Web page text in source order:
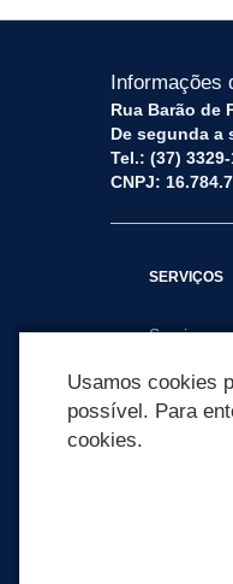
Informações
Rua Barão de
De segunda a
Tel.: (37)
CNPJ:
SERVIÇOS
Serviços
Usamos cookies
possível. Para
cookies.